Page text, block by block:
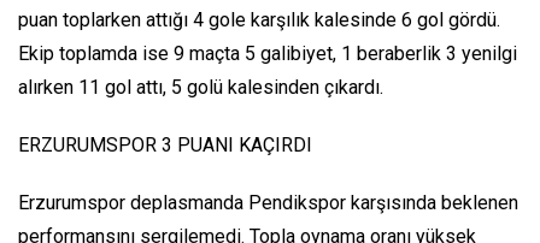
puan toplarken attığı 4 gole karşılık kalesinde 6 gol gördü.
Ekip toplamda ise 9 maçta 5 galibiyet, 1 beraberlik 3 yenilgi
alırken 11 gol attı, 5 golü kalesinden çıkardı.
ERZURUMSPOR 3 PUANI KAÇIRDI
Erzurumspor deplasmanda Pendikspor karşısında beklenen
performansını sergilemedi. Topla oynama oranı yüksek